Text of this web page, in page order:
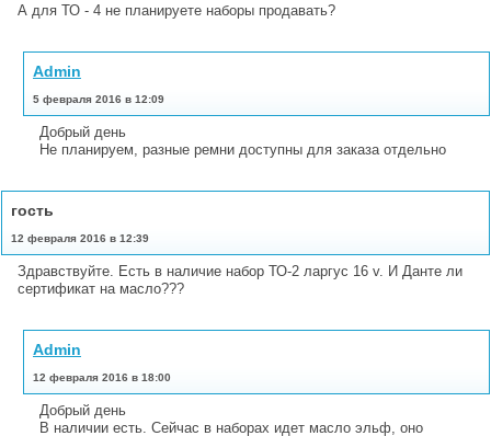
А для ТО - 4 не планируете наборы продавать?
Admin
5 февраля 2016 в 12:09
Добрый день
Не планируем, разные ремни доступны для заказа отдельно
гость
12 февраля 2016 в 12:39
Здравствуйте. Есть в наличие набор ТО-2 ларгус 16 v. И Данте ли
сертификат на масло???
Admin
12 февраля 2016 в 18:00
Добрый день
В наличии есть. Сейчас в наборах идет масло эльф, оно